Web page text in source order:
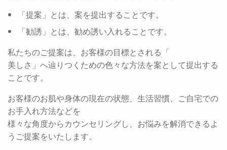
「提案」とは、案を提出することです。
「勧誘」とは、勧め誘い入れることです。
私たちのご提案は、お客様の目標とされる「
美しさ」へ辿りつくための色々な方法を案として提出する
ことです。
お客様のお肌や身体の現在の状態、生活習慣、ご自宅での
お手入れ方法などを
様々な角度からカウンセリングし、お悩みを解消できるよ
うご提案をいたします。